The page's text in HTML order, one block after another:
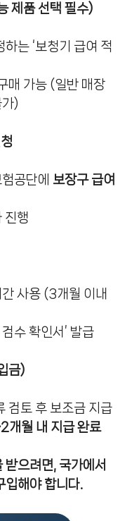
제품 선택 필수)
는 ‘보청기 급여 적
매 가능 (일반 매장
)
공단에 보장구 급여
진행
사용 (3개월 이내
수 확인서’ 발급
금)
검토 후 보조금 지급
개월 내 지급 완료
으려면, 국가에서
입해야 합니다.